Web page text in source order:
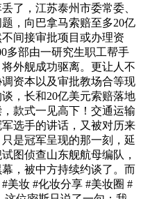
了，江苏泰州市委常委、
，向巴拿马索赔至多20亿
间接审批项目或办理资
多部由一研究生职工帮手
外舰成功驱离。更让人不
资本以及审批教场合等现
，长和20亿美元索赔落地
款式一见高下！交通运输
选手的讲话，又被对历来
是冠军呈现的那一刻，延
图侦查山东舰航母编队，
，被中方持续约谈了。而
美妆 #化妆分享 #美妆圈 #